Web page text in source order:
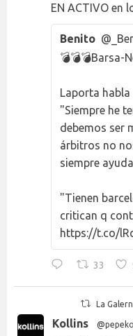
EN ACTIVO en
Benito
💣💣💣Barsa-
Laporta habla
"Siempre he
debemos ser
árbitros no
siempre
"Tienen
critican q
https://t.co/
33
La
Kollins